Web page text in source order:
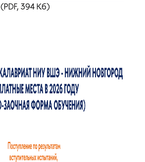
(PDF, 394 Кб)